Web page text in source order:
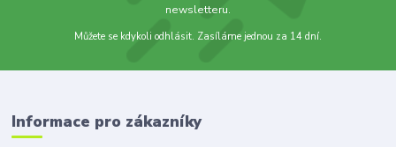
newsletteru.
Můžete se kdykoli odhlásit. Zasíláme jednou za 14 dní.
Informace pro zákazníky